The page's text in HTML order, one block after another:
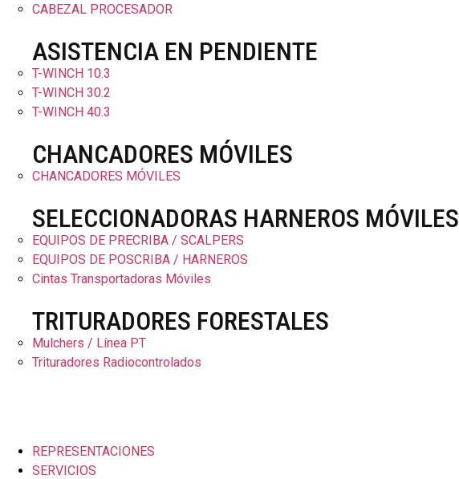
CABEZAL PROCESADOR
ASISTENCIA EN PENDIENTE
T-WINCH 10.3
T-WINCH 30.2
T-WINCH 40.3
CHANCADORES MÓVILES
CHANCADORES MÓVILES
SELECCIONADORAS HARNEROS MÓVILES
EQUIPOS DE PRECRIBA / SCALPERS
EQUIPOS DE POSCRIBA / HARNEROS
Cintas Transportadoras Móviles
TRITURADORES FORESTALES
Mulchers / Línea PT
Trituradores Radiocontrolados
REPRESENTACIONES
SERVICIOS